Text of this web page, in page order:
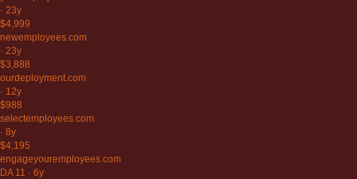
· 23y
$4,999
newemployees .com
· 23y
$3,888
ourdeployment .com
· 12y
$988
selectemployees .com
· 8y
$4,195
engageyouremployees .com
DA 11 · 6y